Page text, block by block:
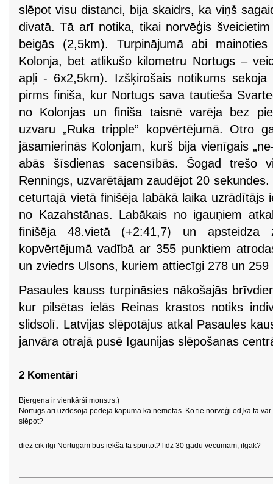
slēpot visu distanci, bija skaidrs, ka viņš
divatā. Tā arī notika, tikai norvēģis
beigās (2,5km). Turpinājumā abi
Kolonja, bet atlikušo kilometru Nortugs –
apļi - 6x2,5km). Izšķirošais notikums
pirms finiša, kur Nortugs sava tautieša
no Kolonjas un finiša taisnē varēja bez
uzvaru „Ruka tripple” kopvērtējumā. Otro
jāsamierinās Kolonjam, kurš bija vienīgais
abās šīsdienas sacensībās. Šogad trešo
Rennings, uzvarētājam zaudējot 20
ceturtajā vietā finišēja labākā laika uzrādītājs
no Kazahstānas. Labākais no igauņiem
finišēja 48.vietā (+2:41,7) un apsteidza
kopvērtējumā vadībā ar 355 punktiem
un zviedrs Ulsons, kuriem attiecīgi 278 un 259
Pasaules kauss turpināsies nākošajās
kur pilsētas ielās Reinas krastos notiks
slidsolī. Latvijas slēpotājus atkal Pasaules
janvāra otrajā pusē Igaunijas slēpošanas
2 Komentāri
Bjergena ir vienkārši monstrs:)
Nortugs arī uzdesoja pēdējā kāpumā kā nemetās. Ko tie norvēģi ēd,ka tā var
slēpot?
diez cik ilgi Nortugam būs iekšā tā spurtot? līdz 30 gadu vecumam, ilgāk?